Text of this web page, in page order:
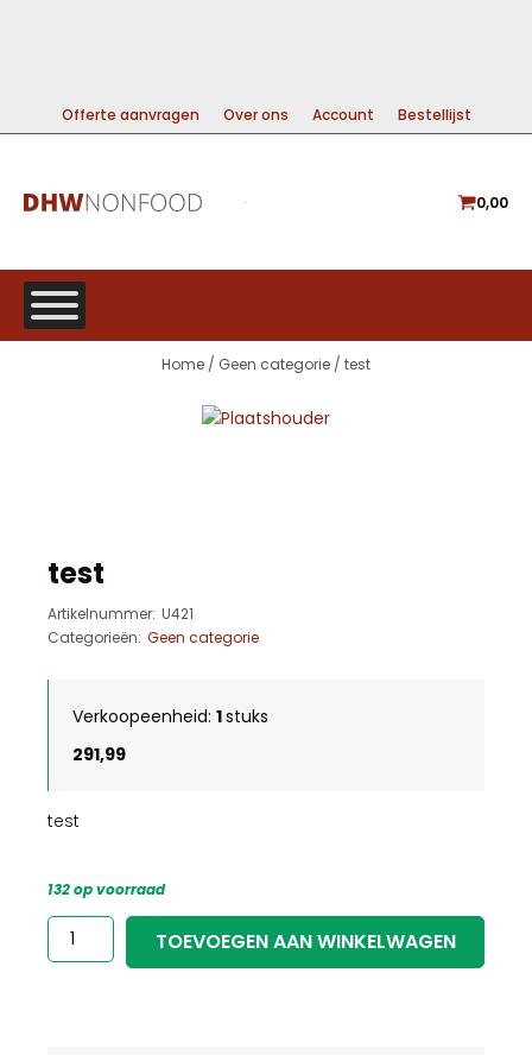
Offerte aanvragen Over ons Account Bestellijst
0,00
Home / Geen categorie / test
test
Artikelnummer: U421
Categorieën: Geen categorie
Verkoopeenheid: 1stuks
291,99
test
132 op voorraad
test
aantal
TOEVOEGEN AAN WINKELWAGEN